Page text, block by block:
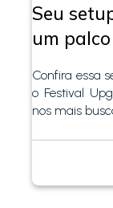
Seu
um
Confira essa
o Festival
nos mais